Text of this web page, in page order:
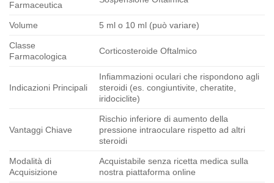
Farmaceutica
Volume 5 ml o 10 ml (può variare)
Classe
Farmacologica
Corticosteroide Oftalmico
Indicazioni Principali
Infiammazioni oculari che rispondono agli
steroidi (es. congiuntivite, cheratite,
iridociclite)
Vantaggi Chiave
Rischio inferiore di aumento della
pressione intraoculare rispetto ad altri
steroidi
Modalità di
Acquisizione
Acquistabile senza ricetta medica sulla
nostra piattaforma online